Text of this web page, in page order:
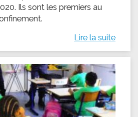
Ils sont les premiers au
Lire la suite